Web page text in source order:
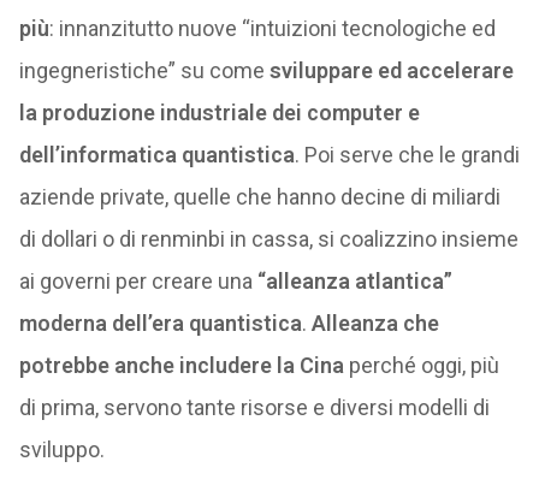
più: innanzitutto nuove “intuizioni tecnologiche ed
ingegneristiche” su come sviluppare ed accelerare
la produzione industriale dei computer e
dell’informatica quantistica. Poi serve che le grandi
aziende private, quelle che hanno decine di miliardi
di dollari o di renminbi in cassa, si coalizzino insieme
ai governi per creare una “alleanza atlantica”
moderna dell’era quantistica. Alleanza che
potrebbe anche includere la Cina perché oggi, più
di prima, servono tante risorse e diversi modelli di
sviluppo.